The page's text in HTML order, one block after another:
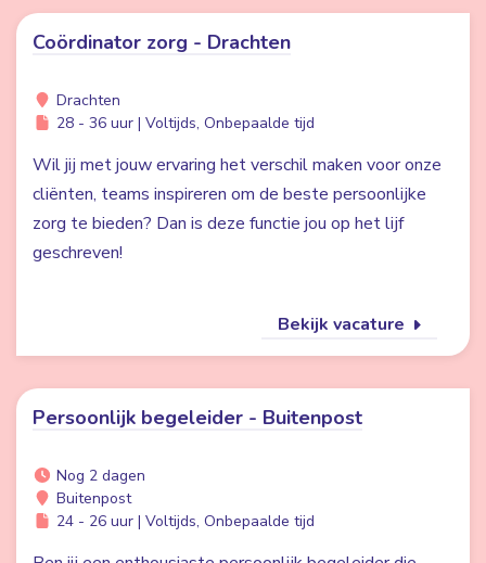
Coördinator zorg - Drachten
Drachten
28 - 36 uur | Voltijds, Onbepaalde tijd
Wil jij met jouw ervaring het verschil maken voor onze
cliënten, teams inspireren om de beste persoonlijke
zorg te bieden? Dan is deze functie jou op het lijf
geschreven!
Bekijk vacature
Persoonlijk begeleider - Buitenpost
Nog 2 dagen
Buitenpost
24 - 26 uur | Voltijds, Onbepaalde tijd